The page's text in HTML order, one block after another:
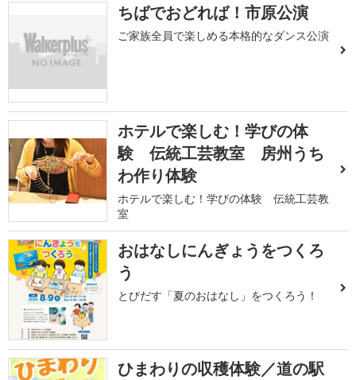
ちばでおどれば！市原公演
ご家族全員で楽しめる本格的なダンス公演
ホテルで楽しむ！学びの体
験 伝統工芸教室 房州うち
わ作り体験
ホテルで楽しむ！学びの体験 伝統工芸教
室
おはなしにんぎょうをつくろ
う
とびだす「夏のおはなし」をつくろう！
ひまわりの収穫体験／道の駅